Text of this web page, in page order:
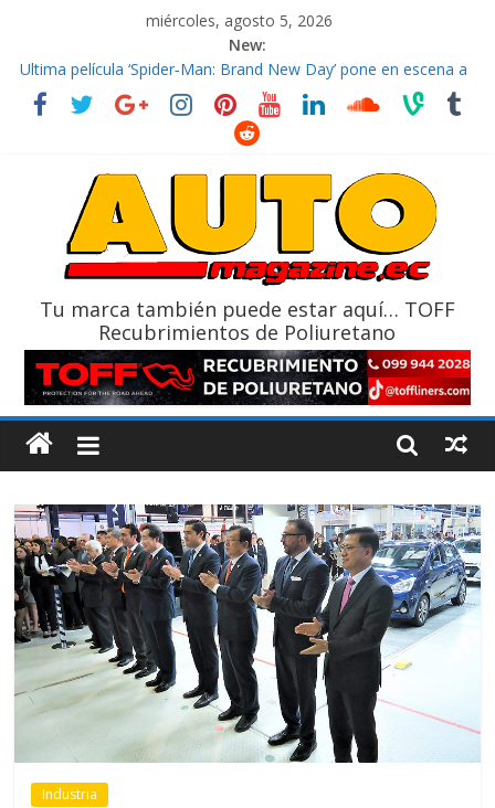
miércoles, agosto 5, 2026
New:
El costo de tener un vehículo gana protagonismo a la hora de
decidir
Ultima película ‘Spider‑Man: Brand New Day’ pone en escena a
La Vuelta al Ecuador 2026, edición 47ª, recorre 7 provincias en 8
La FEDAK recibe 12 Sinotruk Bolden para cubrir las rutas de La
Tu marca también puede estar aquí… TOFF
Recubrimientos de Poliuretano
Industria